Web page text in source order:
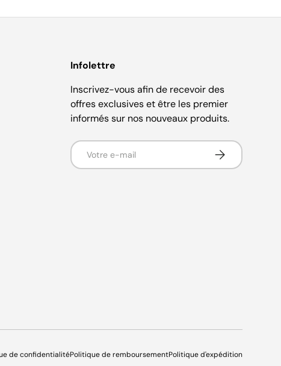
Infolettre
Inscrivez-vous afin de recevoir des
offres exclusives et être les premier
informés sur nos nouveaux produits.
E-mail S’inscrire
de confidentialitéPolitique de remboursementPolitique d'expédition